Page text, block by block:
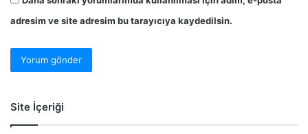
adresim ve site adresim bu tarayıcıya kaydedilsin.
Site İçeriği